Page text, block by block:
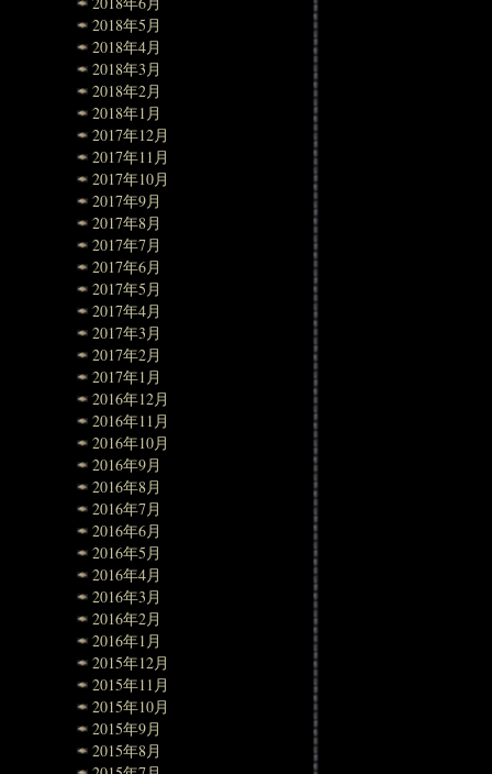
2018年5月
2018年4月
2018年3月
2018年2月
2018年1月
2017年12月
2017年11月
2017年10月
2017年9月
2017年8月
2017年7月
2017年6月
2017年5月
2017年4月
2017年3月
2017年2月
2017年1月
2016年12月
2016年11月
2016年10月
2016年9月
2016年8月
2016年7月
2016年6月
2016年5月
2016年4月
2016年3月
2016年2月
2016年1月
2015年12月
2015年11月
2015年10月
2015年9月
2015年8月